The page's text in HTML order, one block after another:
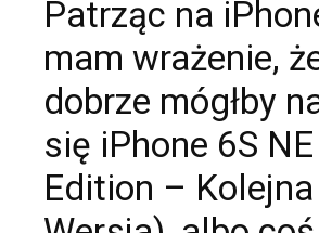
Patrząc na
mam wrażenie,
dobrze mógłby
się iPhone 6S
Edition – Kolejna